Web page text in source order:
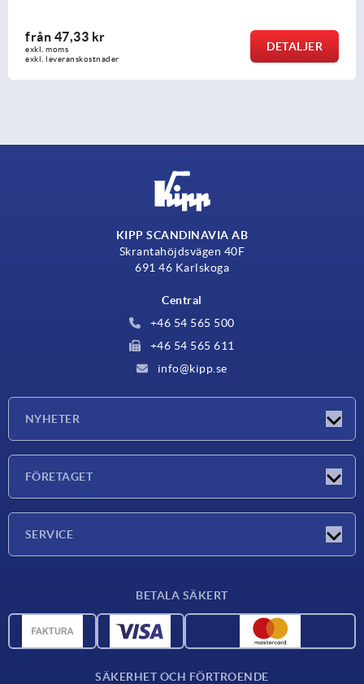
från
exkl. leveranskostnader
KIPP SCANDINAVIA AB
Skrantahöjdsvägen 40F
691 46 Karlskoga
Central
+46 54 565 500
+46 54 565 611
info@kipp.se
NYHETER
FÖRETAGET
SERVICE
CAD-data
BETALA SÄKERT
SÄKERHET OCH FÖRTROENDE